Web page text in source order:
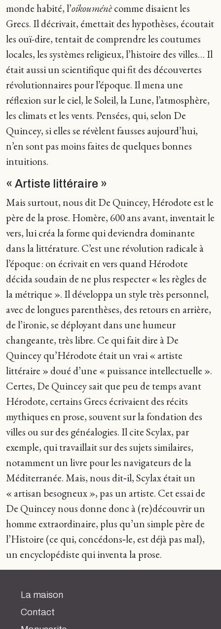
monde habité, l’oikouménècomme disaient les
Grecs. Il décrivait, émettait des hypothèses, écoutait
les ouï-dire, tentait de comprendre les coutumes
locales, les systèmes religieux, l’histoire des villes… Il
était aussi un scientifique qui fit des découvertes
révolutionnaires pour l’époque. Il mena une
réflexion sur le ciel, le Soleil, la Lune, l’atmosphère,
les climats et les vents. Pensées, qui, selon De
Quincey, si elles se révèlent fausses aujourd’hui,
n’en sont pas moins faites de quelques bonnes
intuitions.
« Artiste littéraire »
Mais surtout, nous dit De Quincey, Hérodote est le
père de la prose. Homère, 600 ans avant, inventait le
vers, lui créa la forme qui deviendra dominante
dans la littérature. C’est une révolution radicale à
l’époque : on écrivait en vers quand Hérodote
décida soudain de ne plus respecter « les règles de
la métrique ». Il développa un style très personnel,
avec de longues parenthèses, des retours en arrière,
de l’ironie, se déployant dans une humeur
changeante, très libre. Ce qui fait dire à De
Quincey qu’Hérodote était un vrai « artiste
littéraire » doué d’une « puissance intellectuelle ».
Certes, De Quincey sait que peu de temps avant
Hérodote, certains Grecs écrivaient des récits
mythiques en prose, souvent sur la fondation des
villes ou sur des généalogies. Il cite Scylax, par
exemple, qui travaillait sur des sujets similaires,
notamment un livre pour les navigateurs de la
Méditerranée. Mais, nous dit‑il, Scylax était un
« artisan besogneux », pas un artiste. Cet essai de
De Quincey nous donne donc à (re)découvrir un
homme extraordinaire, plus qu’un simple père de
l’Histoire (ce qui, concédons‑le, est déjà pas mal),
un encyclopédiste qui inventa la prose.
La maison
Contact